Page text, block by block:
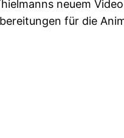
neuem
für die